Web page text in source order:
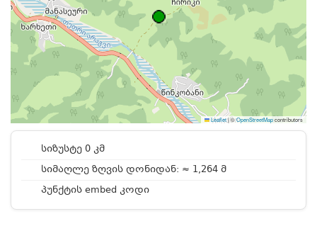
Leaflet|©OpenStreetMapcontributors
სიზუსტე 0 კმ
სიმაღლე ზღვის დონიდან: ≈ 1,264 მ
პუნქტის embed კოდი